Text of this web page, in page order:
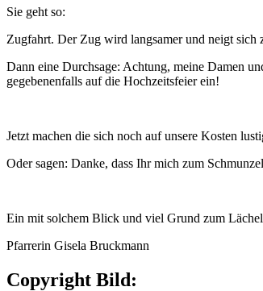
Sie geht so:
Zugfahrt. Der Zug wird langsamer und neigt sich
Dann eine Durchsage: Achtung, meine Damen
gegebenenfalls auf die Hochzeitsfeier ein!
Jetzt machen die sich noch auf unsere Kosten
Oder sagen: Danke, dass Ihr mich zum
Ein mit solchem Blick und viel Grund zum
Pfarrerin Gisela Bruckmann
Copyright Bild: